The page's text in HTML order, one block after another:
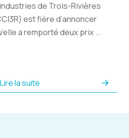
de Trois-Rivières
est fière d’annoncer
a remporté deux prix ...
Lire la suite